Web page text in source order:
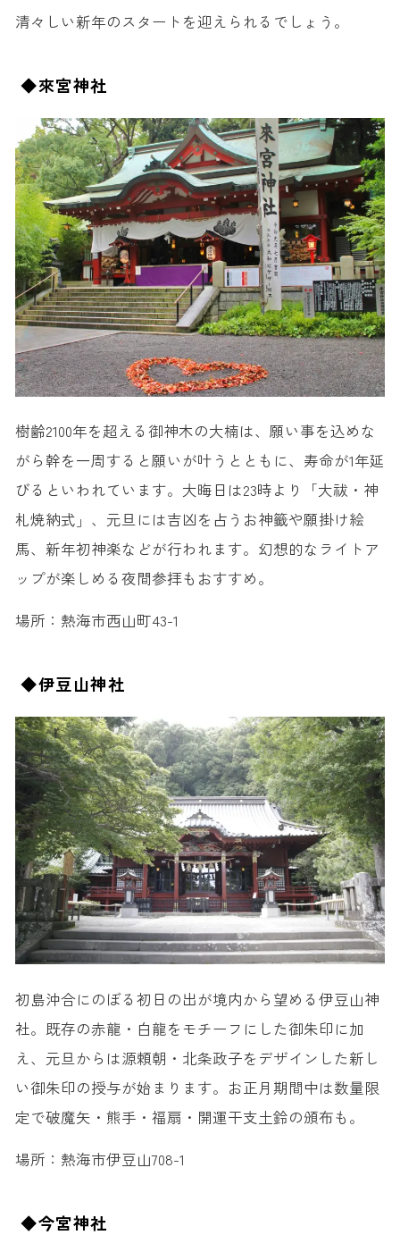
清々しい新年のスタートを迎えられるでしょう。
◆來宮神社
樹齢2100年を超える御神木の大楠は、願い事を込めな
がら幹を一周すると願いが叶うとともに、寿命が1年延
びるといわれています。大晦日は23時より「大祓・神
札焼納式」、元旦には吉凶を占うお神籤や願掛け絵
馬、新年初神楽などが行われます。幻想的なライトア
ップが楽しめる夜間参拝もおすすめ。
場所：熱海市西山町43-1
◆伊豆山神社
初島沖合にのぼる初日の出が境内から望める伊豆山神
社。既存の赤龍・白龍をモチーフにした御朱印に加
え、元旦からは源頼朝・北条政子をデザインした新し
い御朱印の授与が始まります。お正月期間中は数量限
定で破魔矢・熊手・福扇・開運干支土鈴の頒布も。
場所：熱海市伊豆山708-1
◆今宮神社